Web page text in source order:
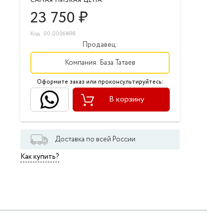
23 750₽
Код: 00-00061698
Продавец:
Компания: База Татаев
Оформите заказ или проконсультируйтесь:
В корзину
Доставка по всей России
Как купить?